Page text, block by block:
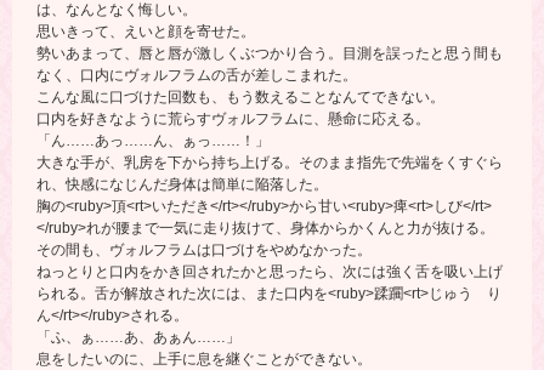
は、なんとなく悔しい。
思いきって、えいと顔を寄せた。
勢いあまって、唇と唇が激しくぶつかり合う。目測を誤ったと思う間も
なく、口内にヴォルフラムの舌が差しこまれた。
こんな風に口づけた回数も、もう数えることなんてできない。
口内を好きなように荒らすヴォルフラムに、懸命に応える。
「ん……あっ……ん、ぁっ……！」
大きな手が、乳房を下から持ち上げる。そのまま指先で先端をくすぐら
れ、快感になじんだ身体は簡単に陥落した。
胸の<ruby>頂<rt>いただき</rt></ruby>から甘い<ruby>痺<rt>しび</rt>
</ruby>れが腰まで一気に走り抜けて、身体からかくんと力が抜ける。
その間も、ヴォルフラムは口づけをやめなかった。
ねっとりと口内をかき回されたかと思ったら、次には強く舌を吸い上げ
られる。舌が解放された次には、また口内を<ruby>蹂躙<rt>じゅう り
ん</rt></ruby>される。
「ふ、ぁ……あ、あぁん……」
息をしたいのに、上手に息を継ぐことができない。